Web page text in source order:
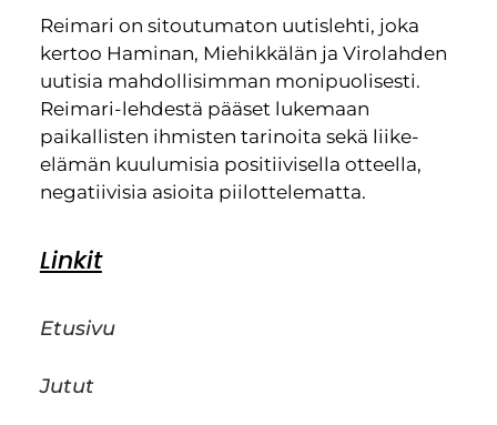
Reimari on sitoutumaton uutislehti, joka
kertoo Haminan, Miehikkälän ja Virolahden
uutisia mahdollisimman monipuolisesti.
Reimari-lehdestä pääset lukemaan
paikallisten ihmisten tarinoita sekä liike-
elämän kuulumisia positiivisella otteella,
negatiivisia asioita piilottelematta.
Linkit
Etusivu
Jutut